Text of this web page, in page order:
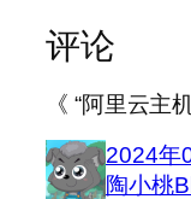
评论
《 “阿里云主
2024年
陶小桃